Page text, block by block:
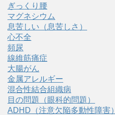
ぎっくり腰
マグネシウム
息苦しい（息苦しさ）
心不全
頻尿
線維筋痛症
大腸がん
金属アレルギー
混合性結合組織病
目の問題（眼科的問題）
ADHD（注意欠陥多動性障害）